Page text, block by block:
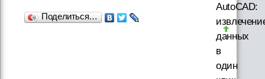
Поделиться…
AutoCAD:
данных
в
один